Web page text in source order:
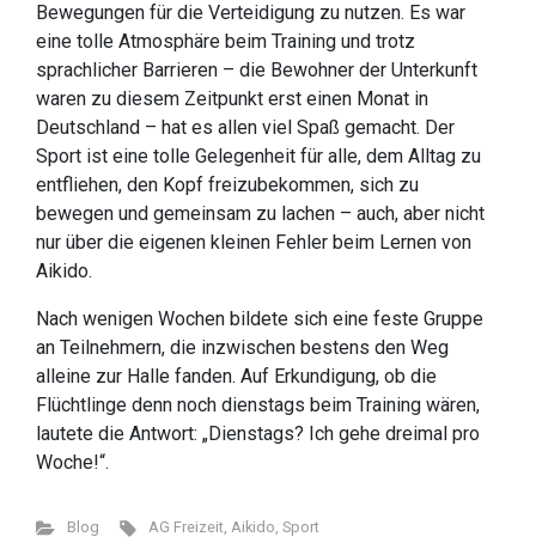
Bewegungen für die Verteidigung zu nutzen. Es war
eine tolle Atmosphäre beim Training und trotz
sprachlicher Barrieren – die Bewohner der Unterkunft
waren zu diesem Zeitpunkt erst einen Monat in
Deutschland – hat es allen viel Spaß gemacht. Der
Sport ist eine tolle Gelegenheit für alle, dem Alltag zu
entfliehen, den Kopf freizubekommen, sich zu
bewegen und gemeinsam zu lachen – auch, aber nicht
nur über die eigenen kleinen Fehler beim Lernen von
Aikido.
Nach wenigen Wochen bildete sich eine feste Gruppe
an Teilnehmern, die inzwischen bestens den Weg
alleine zur Halle fanden. Auf Erkundigung, ob die
Flüchtlinge denn noch dienstags beim Training wären,
lautete die Antwort: „Dienstags? Ich gehe dreimal pro
Woche!“.
Blog AG Freizeit,Aikido,Sport